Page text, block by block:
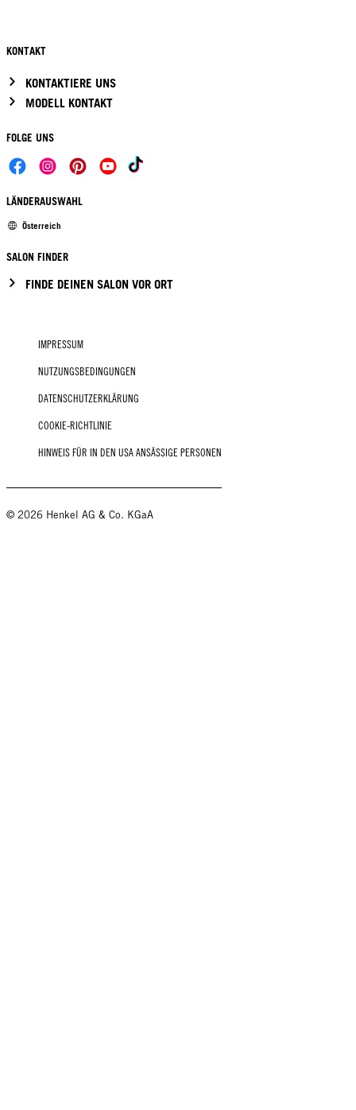
KONTAKT
KONTAKTIERE UNS
MODELL KONTAKT
FOLGE UNS
LÄNDERAUSWAHL
Österreich
SALON FINDER
FINDE DEINEN SALON VOR ORT
IMPRESSUM
NUTZUNGSBEDINGUNGEN
DATENSCHUTZERKLÄRUNG
COOKIE-RICHTLINIE
HINWEIS FÜR IN DEN USA ANSÄSSIGE PERSONEN
© 2026 Henkel AG & Co. KGaA